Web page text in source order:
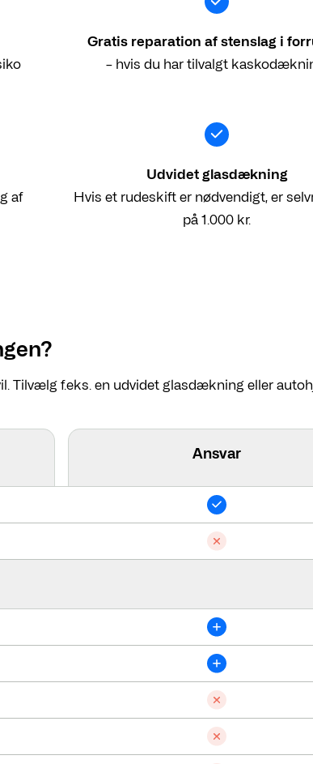
Gratis reparation af stenslag i
– hvis du har tilvalgt
af
Udvidet glasdækning
Hvis et rudeskift er nødvendigt, er
på 1.000 kr.
Tilvælg f.eks. en udvidet glasdækning eller
Ansvar